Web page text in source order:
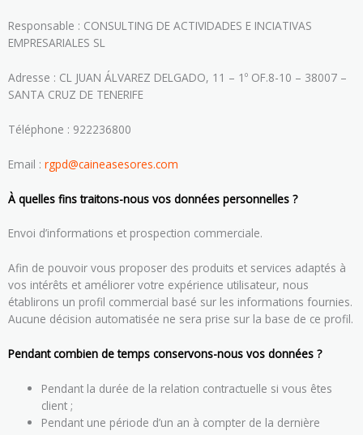
Responsable : CONSULTING DE ACTIVIDADES E INCIATIVAS
EMPRESARIALES SL
Adresse : CL JUAN ÁLVAREZ DELGADO, 11 – 1º OF.8-10 – 38007 –
SANTA CRUZ DE TENERIFE
Téléphone : 922236800
Email : rgpd@caineasesores.com
À quelles fins traitons-nous vos données personnelles ?
Envoi d’informations et prospection commerciale.
Afin de pouvoir vous proposer des produits et services adaptés à
vos intérêts et améliorer votre expérience utilisateur, nous
établirons un profil commercial basé sur les informations fournies.
Aucune décision automatisée ne sera prise sur la base de ce profil.
Pendant combien de temps conservons-nous vos données ?
Pendant la durée de la relation contractuelle si vous êtes
client ;
Pendant une période d’un an à compter de la dernière